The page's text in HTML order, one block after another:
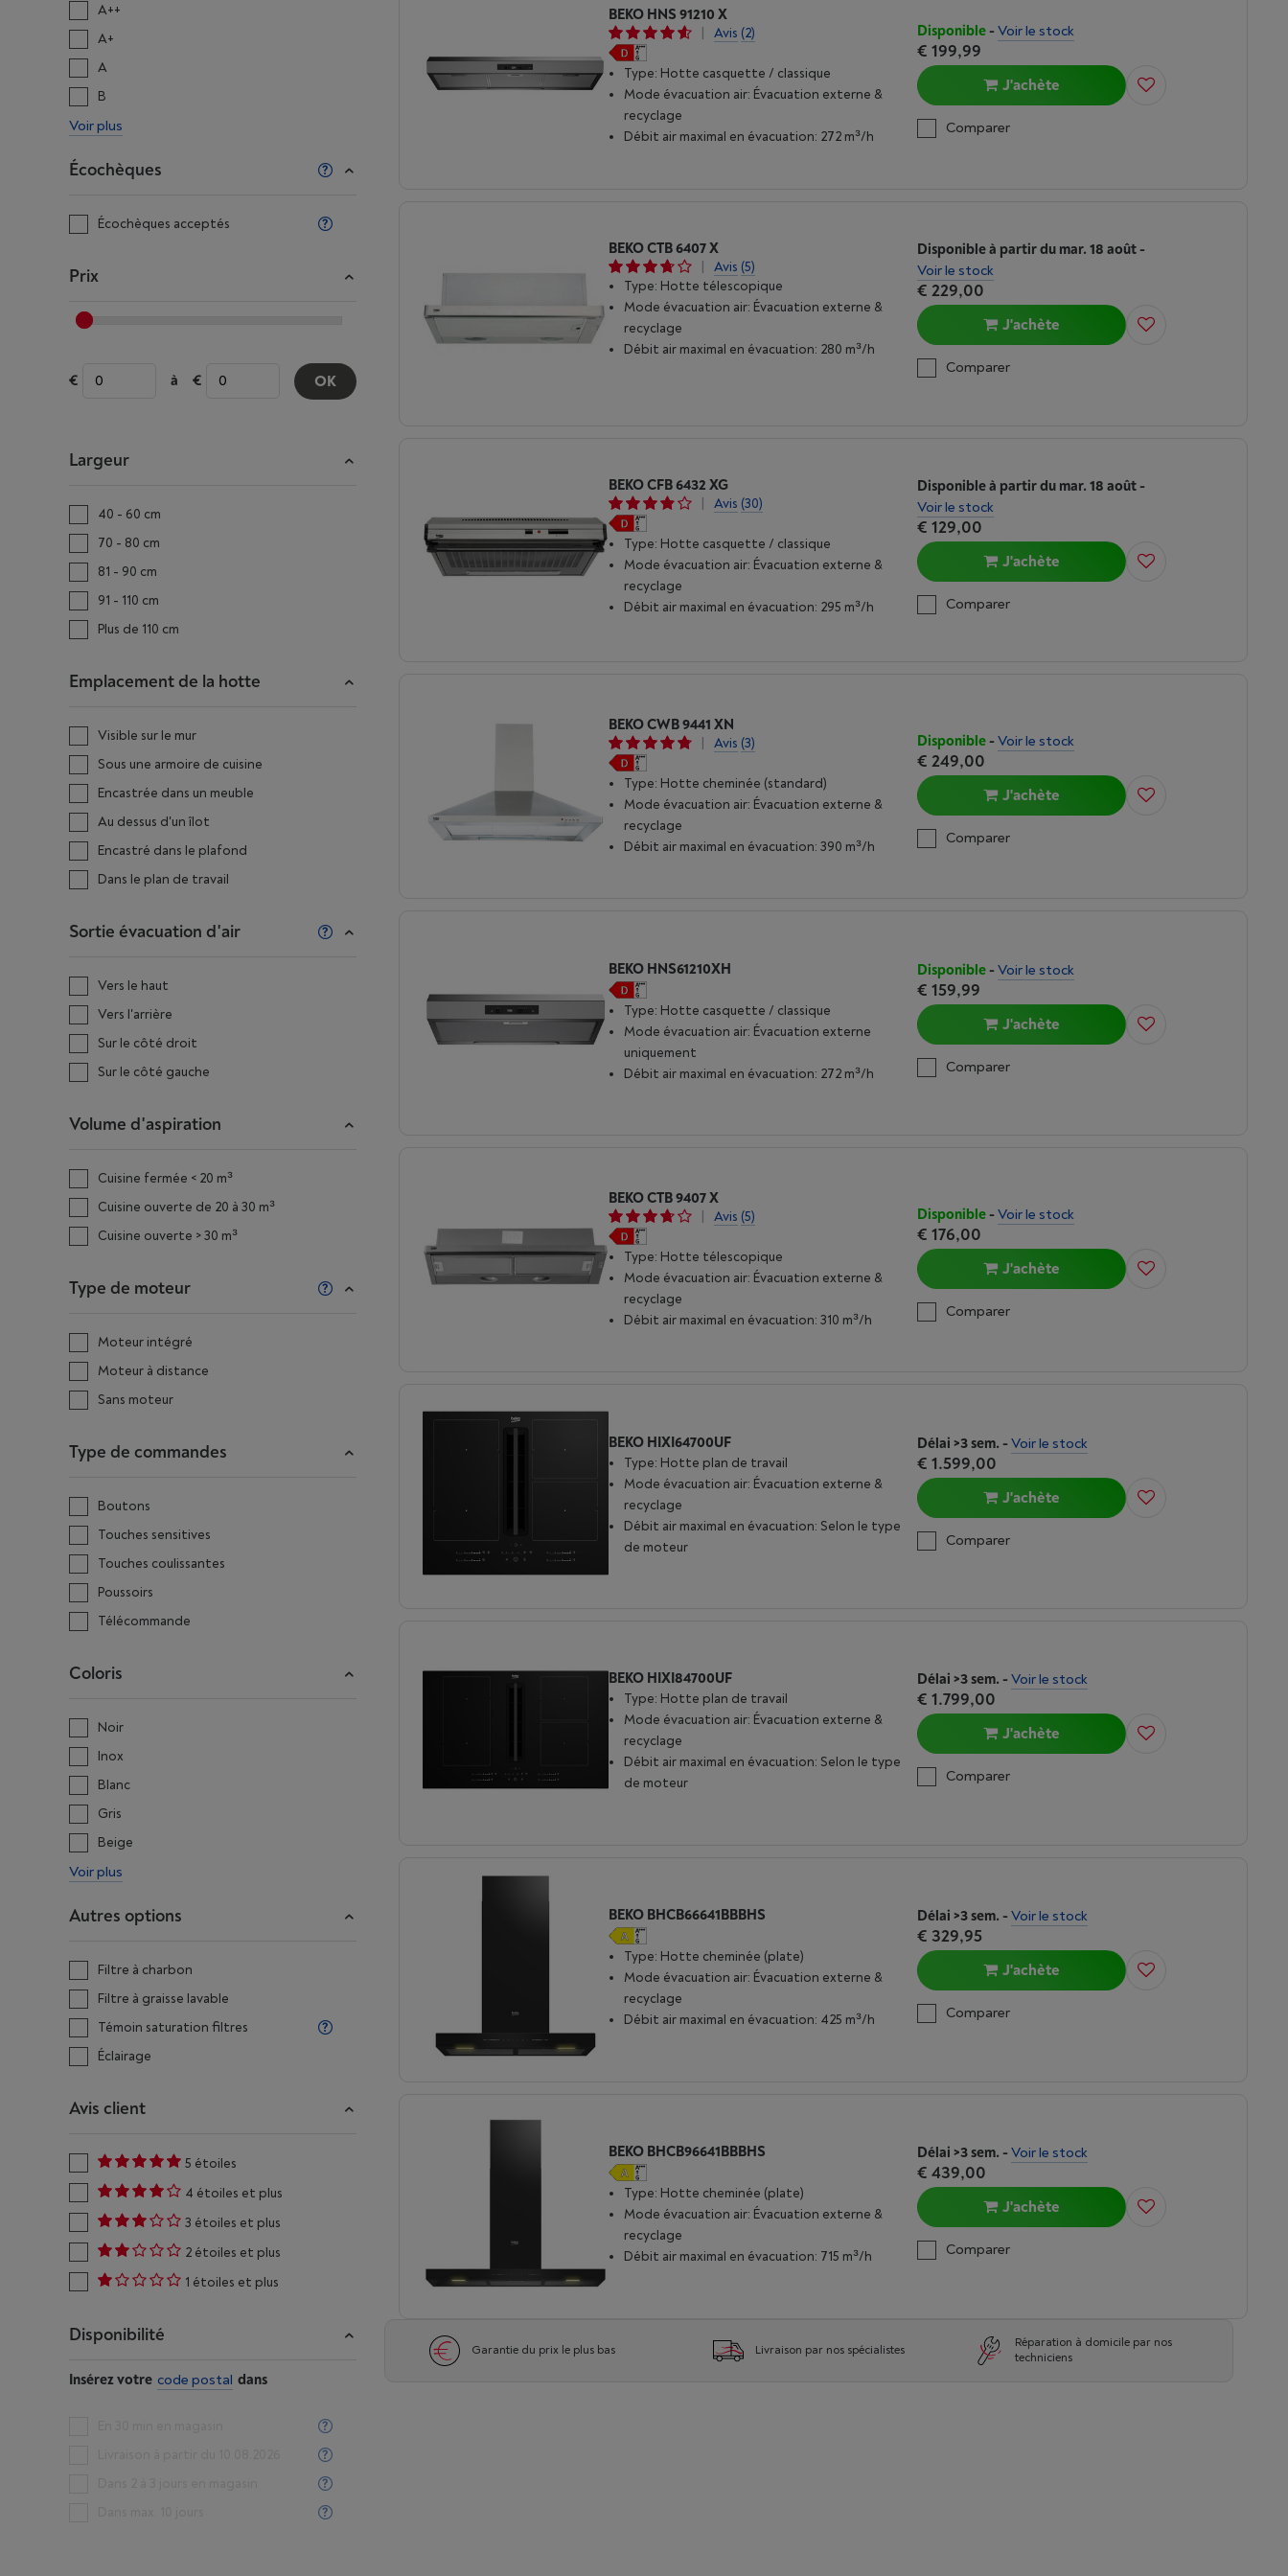
A++
A+
A
B
Voir plus
Écochèques
Écochèques acceptés
Prix
à OK
Largeur
40 - 60 cm
70 - 80 cm
81 - 90 cm
91 - 110 cm
Plus de 110 cm
Emplacement de la hotte
Visible sur le mur
Sous une armoire de cuisine
Encastrée dans un meuble
Au dessus d'un îlot
Encastré dans le plafond
Dans le plan de travail
Sortie évacuation d'air
Vers le haut
Vers l'arrière
Sur le côté droit
Sur le côté gauche
Volume d'aspiration
Cuisine fermée < 20 m³
Cuisine ouverte de 20 à 30 m³
Cuisine ouverte > 30 m³
Type de moteur
Moteur intégré
Moteur à distance
Sans moteur
Type de commandes
Boutons
Touches sensitives
Touches coulissantes
Poussoirs
Télécommande
Coloris
Noir
Inox
Blanc
Gris
Beige
Voir plus
Autres options
Filtre à charbon
Filtre à graisse lavable
Témoin saturation filtres
Éclairage
Avis client
5 étoiles
4 étoiles et plus
3 étoiles et plus
2 étoiles et plus
1 étoiles et plus
Disponibilité
Insérez votre code postal dans
Garantie du prix le plus bas Livraison par nos spécialistes
Réparation à domicile par nos
techniciens
BEKO HNS 91210 X
Avis (2)
Type: Hotte casquette / classique
Mode évacuation air: Évacuation externe &
recyclage
Débit air maximal en évacuation: 272 m³/h
Disponible- Voir le stock
€ 199,99
J'achète
Comparer
BEKO CTB 6407 X
|
Avis (5)
Type: Hotte télescopique
Mode évacuation air: Évacuation externe &
recyclage
Débit air maximal en évacuation: 280 m³/h
Disponible à partir du mar. 18 août-
Voir le stock
€ 229,00
J'achète
Comparer
BEKO CFB 6432 XG
|
Avis (30)
Type: Hotte casquette / classique
Mode évacuation air: Évacuation externe &
recyclage
Débit air maximal en évacuation: 295 m³/h
Disponible à partir du mar. 18 août-
Voir le stock
€ 129,00
J'achète
Comparer
BEKO CWB 9441 XN
|
Avis (3)
Type: Hotte cheminée (standard)
Mode évacuation air: Évacuation externe &
recyclage
Débit air maximal en évacuation: 390 m³/h
Disponible- Voir le stock
€ 249,00
J'achète
Comparer
BEKO HNS61210XH
Type: Hotte casquette / classique
Mode évacuation air: Évacuation externe
uniquement
Débit air maximal en évacuation: 272 m³/h
Disponible- Voir le stock
€ 159,99
J'achète
Comparer
BEKO CTB 9407 X
|
Avis (5)
Type: Hotte télescopique
Mode évacuation air: Évacuation externe &
recyclage
Débit air maximal en évacuation: 310 m³/h
Disponible- Voir le stock
€ 176,00
J'achète
Comparer
BEKO HIXI64700UF
Type: Hotte plan de travail
Mode évacuation air: Évacuation externe &
recyclage
Débit air maximal en évacuation: Selon le type
de moteur
Délai >3 sem. - Voir le stock
€ 1.599,00
J'achète
Comparer
BEKO HIXI84700UF
Type: Hotte plan de travail
Mode évacuation air: Évacuation externe &
recyclage
Débit air maximal en évacuation: Selon le type
de moteur
Délai >3 sem. - Voir le stock
€ 1.799,00
J'achète
Comparer
BEKO BHCB66641BBBHS
Type: Hotte cheminée (plate)
Mode évacuation air: Évacuation externe &
recyclage
Débit air maximal en évacuation: 425 m³/h
Délai >3 sem. - Voir le stock
€ 329,95
J'achète
Comparer
BEKO BHCB96641BBBHS
Type: Hotte cheminée (plate)
Mode évacuation air: Évacuation externe &
recyclage
Débit air maximal en évacuation: 715 m³/h
Délai >3 sem. - Voir le stock
€ 439,00
J'achète
Comparer